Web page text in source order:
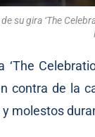
su gira ‘The
‘The
contra de la
molestos